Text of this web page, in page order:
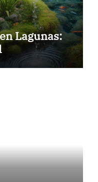
Lagunas: